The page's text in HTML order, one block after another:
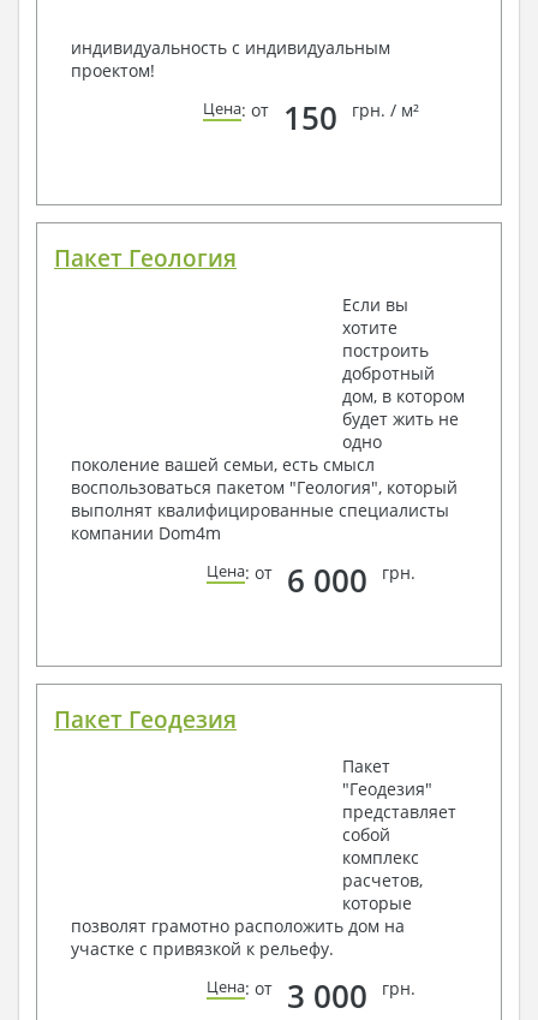
индивидуальность с индивидуальным
проектом!
Цена: от 150 грн. / м²
Пакет Геология
Если вы
хотите
построить
добротный
дом, в котором
будет жить не
одно
поколение вашей семьи, есть смысл
воспользоваться пакетом "Геология", который
выполнят квалифицированные специалисты
компании Dom4m
Цена: от 6 000 грн.
Пакет Геодезия
Пакет
"Геодезия"
представляет
собой
комплекс
расчетов,
которые
позволят грамотно расположить дом на
участке с привязкой к рельефу.
Цена: от 3 000 грн.